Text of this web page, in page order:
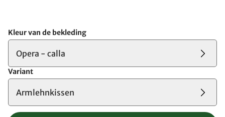
Kleur van de bekleding
Opera - calla
Variant
Armlehnkissen